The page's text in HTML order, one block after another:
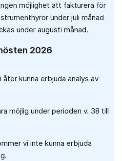
möjlighet att fakturera för
under juli månad
under augusti månad.
2026
kunna erbjuda analys av
möjlig under perioden v. 38 till
vi inte kunna erbjuda